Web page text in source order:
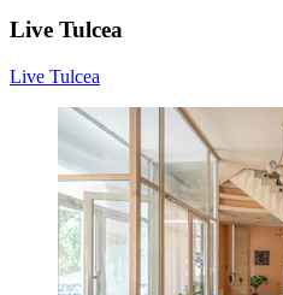
Live Tulcea
Live Tulcea